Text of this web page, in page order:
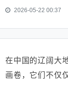
2026-05-22 00:37
在中国的辽阔大
画卷，它们不仅